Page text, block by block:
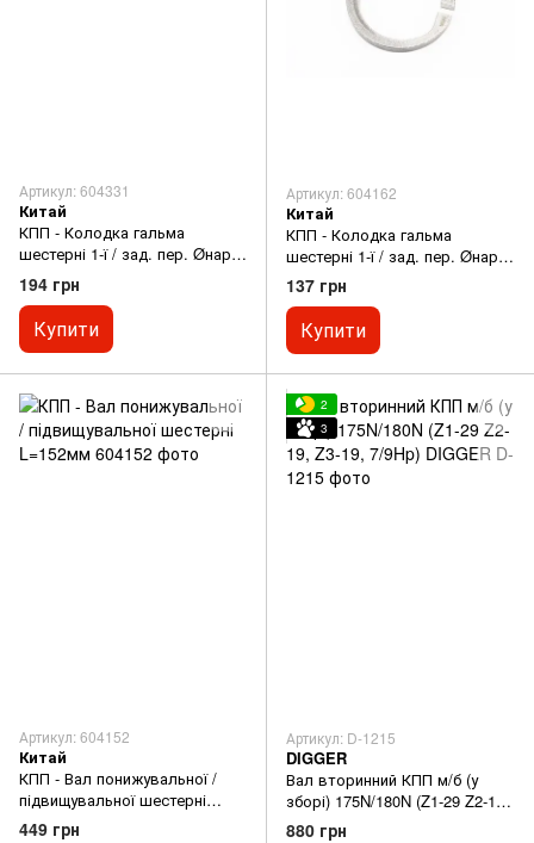
Артикул: 604331
Китай
КПП - Колодка гальма
шестерні 1-ї / зад. пер. Øнар.
68мм 81-1
194 грн
Купити
Артикул: 604162
Китай
КПП - Колодка гальма
шестерні 1-ї / зад. пер. Øнар.
85мм 101-2
137 грн
Купити
Артикул: 604152
Китай
КПП - Вал понижувальної /
підвищувальної шестерні
L=152мм
449 грн
2
3
Артикул: D-1215
DIGGER
Вал вторинний КПП м/б (у
зборі) 175N/180N (Z1-29 Z2-19,
Z3-19, 7/9Hp) DIGGER
880 грн